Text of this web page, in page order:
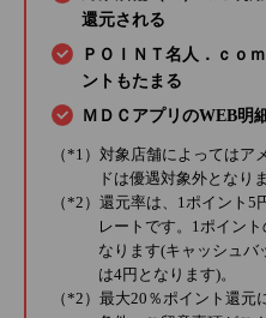
還元される
ＰＯＩＮＴ名人．ｃｏ
ントもたまる
ＭＤＣアプリのWEB明
（*1）対象店舗によっては
ドは優遇対象外となりま
（*2）還元率は、1ポイント
レートです。1ポイン
なります(キャッシュバ
は4円となります)。
（*2）最大20％ポイント還